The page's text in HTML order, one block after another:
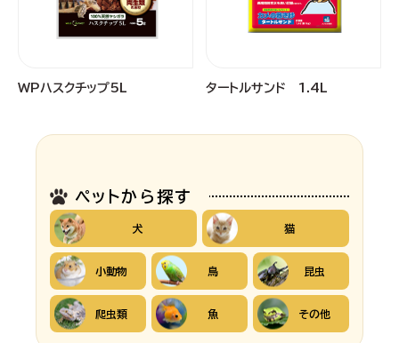
WPハスクチップ5L タートルサンド 1.4L
ペットから探す
犬 猫
小動物 鳥 昆虫
爬虫類 魚 その他